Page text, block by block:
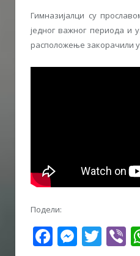
Гимназијалци су
једног важног периода и
расположење закорачили
Подели:
Facebook